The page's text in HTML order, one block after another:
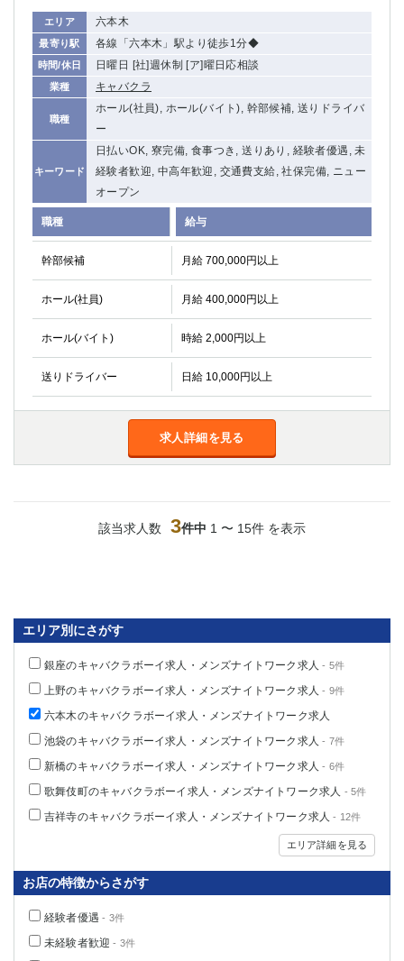
エリア 六本木
最寄り駅 各線「六本木」駅より徒歩1分◆
時間/休日 日曜日 [社]週休制 [ア]曜日応相談
業種 キャバクラ
職種
ホール(社員), ホール(バイト), 幹部候補, 送りドライバ
ー
キーワード
日払いOK, 寮完備, 食事つき, 送りあり, 経験者優遇, 未
経験者歓迎, 中高年歓迎, 交通費支給, 社保完備, ニュー
オープン
職種 給与
幹部候補 月給 700,000円以上
ホール(社員) 月給 400,000円以上
ホール(バイト) 時給 2,000円以上
送りドライバー 日給 10,000円以上
求人詳細を見る
該当求人数 3件中 1 〜 15件 を表示
エリア別にさがす
銀座のキャバクラボーイ求人・メンズナイトワーク求人 - 5件
上野のキャバクラボーイ求人・メンズナイトワーク求人 - 9件
六本木のキャバクラボーイ求人・メンズナイトワーク求人
池袋のキャバクラボーイ求人・メンズナイトワーク求人 - 7件
新橋のキャバクラボーイ求人・メンズナイトワーク求人 - 6件
歌舞伎町のキャバクラボーイ求人・メンズナイトワーク求人 - 5件
吉祥寺のキャバクラボーイ求人・メンズナイトワーク求人 - 12件
エリア詳細を見る
お店の特徴からさがす
経験者優遇 - 3件
未経験者歓迎 - 3件
高崎
該当求人 0 件